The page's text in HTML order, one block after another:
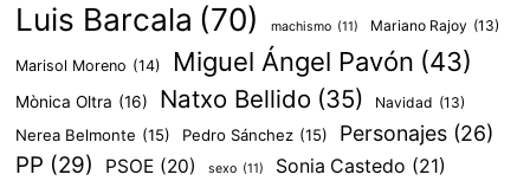
Luis Barcala (70) machismo (11) Mariano Rajoy (13)
Marisol Moreno (14) Miguel Ángel Pavón (43)
Mònica Oltra (16) Natxo Bellido (35) Navidad (13)
Nerea Belmonte (15) Pedro Sánchez (15) Personajes (26)
PP (29) PSOE (20) sexo (11) Sonia Castedo (21)